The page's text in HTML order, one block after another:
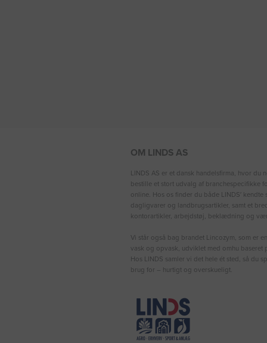
OM LINDS AS
LINDS AS er et dansk handelsfirma, hvor du
bestille et stort udvalg af branchespecifikke
online. Hos os finder du både LINDS′ kendte
dagligvarer og landbrugsartikler, samt et
kontorartikler, arbejdstøj, beklædning og
Vi står også bag brandet Lincozym, som er
vask og opvask, udviklet med omhu baseret
Hos LINDS samler vi det hele ét sted, så du
brug for – hurtigt og overskueligt.